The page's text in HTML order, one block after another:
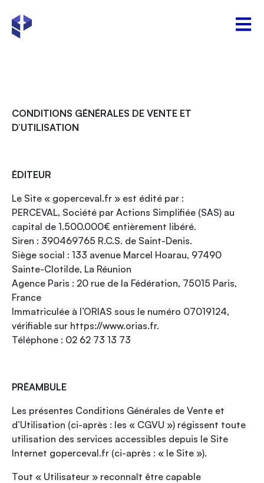
CONDITIONS GÉNÉRALES DE VENTE ET
D’UTILISATION
ÉDITEUR
Le Site « goperceval.fr » est édité par :
PERCEVAL, Société par Actions Simplifiée (SAS) au
capital de 1.500.000€ entièrement libéré.
Siren : 390469765 R.C.S. de Saint-Denis.
Siège social : 133 avenue Marcel Hoarau, 97490
Sainte-Clotilde, La Réunion
Agence Paris : 20 rue de la Fédération, 75015 Paris,
France
Immatriculée à l’ORIAS sous le numéro 07019124,
vérifiable sur https://www.orias.fr.
Téléphone : 02 62 73 13 73
PRÉAMBULE
Les présentes Conditions Générales de Vente et
d’Utilisation (ci-après : les « CGVU ») régissent toute
utilisation des services accessibles depuis le Site
Internet goperceval.fr (ci-après : « le Site »).
Tout « Utilisateur » reconnaît être capable